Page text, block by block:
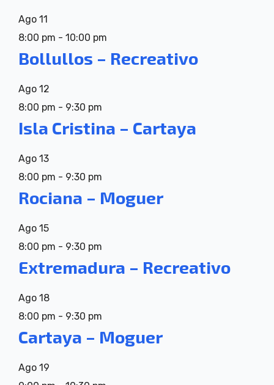
Ago 11
8:00 pm - 10:00 pm
Bollullos – Recreativo
Ago 12
8:00 pm - 9:30 pm
Isla Cristina – Cartaya
Ago 13
8:00 pm - 9:30 pm
Rociana – Moguer
Ago 15
8:00 pm - 9:30 pm
Extremadura – Recreativo
Ago 18
8:00 pm - 9:30 pm
Cartaya – Moguer
Ago 19